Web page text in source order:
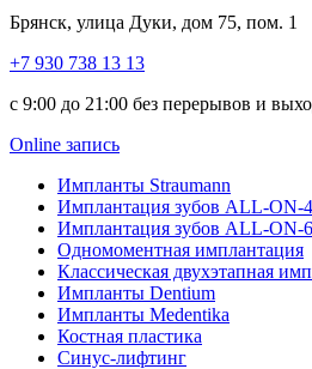
Брянск, улица Дуки, дом 75, пом. 1
+7 930 738 13 13
с 9:00 до 21:00 без перерывов и
Online запись
Импланты Straumann
Имплантация зубов ALL-ON-4
Имплантация зубов ALL-ON-6
Одномоментная имплантация
Классическая двухэтапная
Импланты Dentium
Импланты Medentika
Костная пластика
Синус-лифтинг